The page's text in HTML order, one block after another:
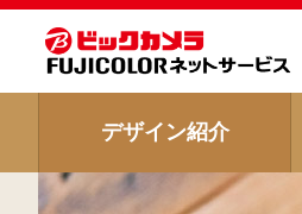
デザイン紹介